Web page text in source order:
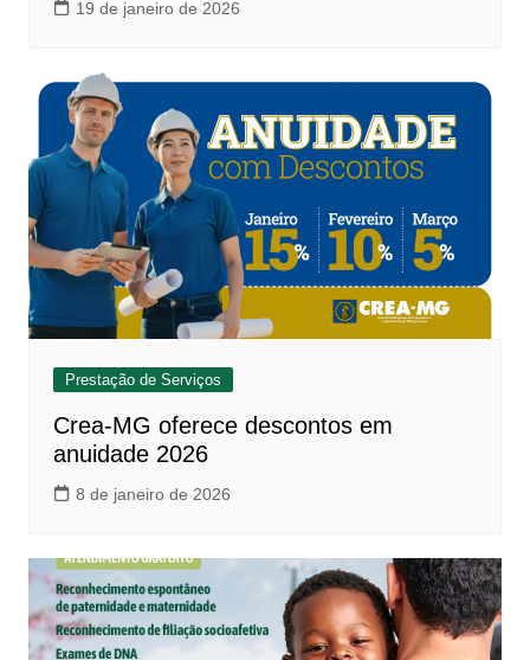
19 de janeiro de 2026
Prestação de Serviços
Crea-MG oferece descontos em
anuidade 2026
8 de janeiro de 2026